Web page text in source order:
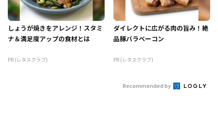
しょうが焼きをアレンジ！スタミ
ナ＆満足度アップの食材とは
PR (レタスクラブ)
ダイレクトに広がる肉の旨み！絶
品豚バラベーコン
PR (レタスクラブ)
Recommended by